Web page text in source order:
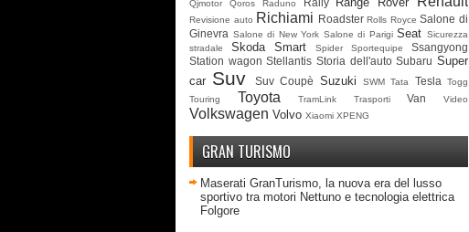
Qjmotor Qoros Raduno Rally
Revisione auto Richiami Roadster Rolls Royce Salone di
Ginevra Salone di New York Salone di Parigi Seat Sicurezza
stradale
Skoda Smart Spider Sportequipe
Ssangyong
Station wagon Stellantis Storia dell'auto Subaru Super
car Suv Suv Coupè Suzuki SWM Tata Tesla
Togg
Touring
Toyota TramLink Trasporti Van Video
Volkswagen Volvo Xiaomi XPENG
GRAN TURISMO
Maserati GranTurismo, la nuova era del lusso
sportivo tra motori Nettuno e tecnologia elettrica
Folgore